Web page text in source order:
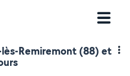
Remiremont (88) et